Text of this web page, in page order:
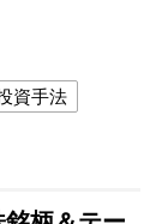
資手法